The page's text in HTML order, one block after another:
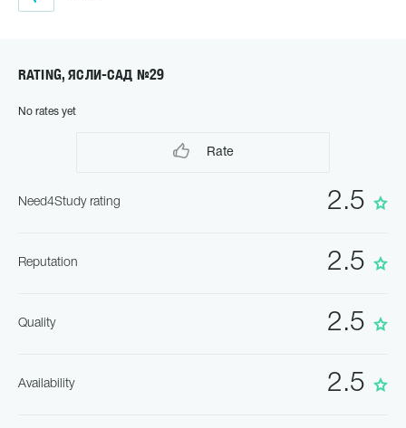
RATING, ЯСЛИ-САД №29
No rates yet
Rate
2.5
Need4Study rating
2.5
Reputation
2.5
Quality
2.5
Availability